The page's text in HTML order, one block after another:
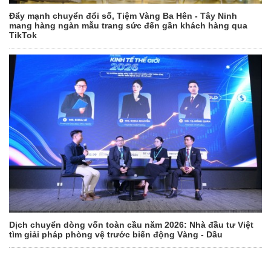
Đẩy mạnh chuyển đổi số, Tiệm Vàng Ba Hên - Tây Ninh
mang hàng ngàn mẫu trang sức đến gần khách hàng qua
TikTok
Dịch chuyển dòng vốn toàn cầu năm 2026: Nhà đầu tư Việt
tìm giải pháp phòng vệ trước biến động Vàng - Dầu